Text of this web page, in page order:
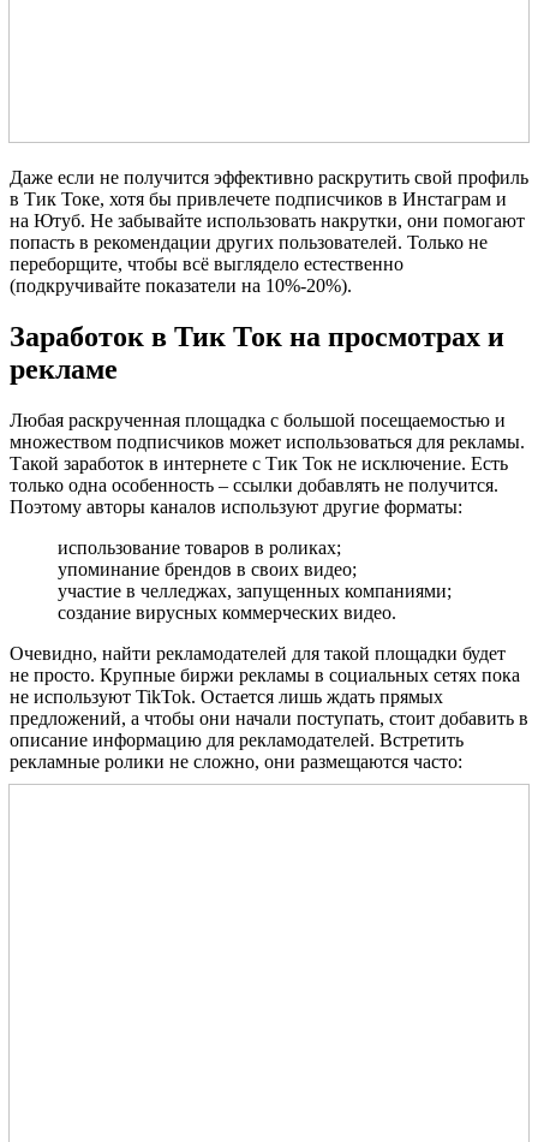
Даже если не получится эффективно раскрутить свой профиль
в Тик Токе, хотя бы привлечете подписчиков в Инстаграм и
на Ютуб. Не забывайте использовать накрутки, они помогают
попасть в рекомендации других пользователей. Только не
переборщите, чтобы всё выглядело естественно
(подкручивайте показатели на 10%-20%).
Заработок в Тик Ток на просмотрах и
рекламе
Любая раскрученная площадка с большой посещаемостью и
множеством подписчиков может использоваться для рекламы.
Такой заработок в интернете с Тик Ток не исключение. Есть
только одна особенность – ссылки добавлять не получится.
Поэтому авторы каналов используют другие форматы:
использование товаров в роликах;
упоминание брендов в своих видео;
участие в челледжах, запущенных компаниями;
создание вирусных коммерческих видео.
Очевидно, найти рекламодателей для такой площадки будет
не просто. Крупные биржи рекламы в социальных сетях пока
не используют TikTok. Остается лишь ждать прямых
предложений, а чтобы они начали поступать, стоит добавить в
описание информацию для рекламодателей. Встретить
рекламные ролики не сложно, они размещаются часто: